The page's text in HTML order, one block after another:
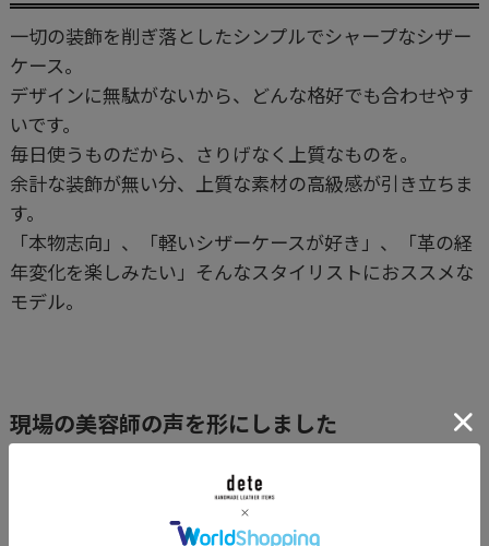
一切の装飾を削ぎ落としたシンプルでシャープなシザー
ケース。
デザインに無駄がないから、どんな格好でも合わせやす
いです。
毎日使うものだから、さりげなく上質なものを。
余計な装飾が無い分、上質な素材の高級感が引き立ちま
す。
「本物志向」、「軽いシザーケースが好き」、「革の経
年変化を楽しみたい」そんなスタイリストにおススメな
モデル。
現場の美容師の声を形にしました
・耐久性とデザインを両立する為、傷みやすいコバ(断
面)は蜜蝋で丁寧に磨きました。
・ホックには日本製真鍮スナップ（ボタン留め）を採